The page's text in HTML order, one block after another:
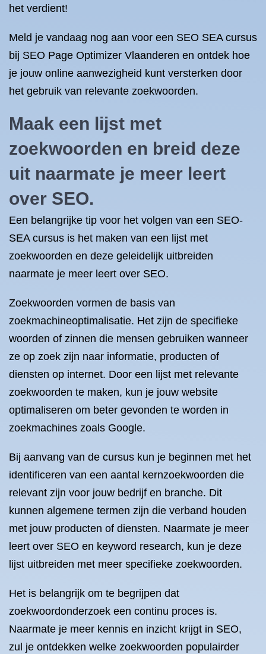
het verdient!
Meld je vandaag nog aan voor een SEO SEA cursus
bij SEO Page Optimizer Vlaanderen en ontdek hoe
je jouw online aanwezigheid kunt versterken door
het gebruik van relevante zoekwoorden.
Maak een lijst met
zoekwoorden en breid deze
uit naarmate je meer leert
over SEO.
Een belangrijke tip voor het volgen van een SEO-
SEA cursus is het maken van een lijst met
zoekwoorden en deze geleidelijk uitbreiden
naarmate je meer leert over SEO.
Zoekwoorden vormen de basis van
zoekmachineoptimalisatie. Het zijn de specifieke
woorden of zinnen die mensen gebruiken wanneer
ze op zoek zijn naar informatie, producten of
diensten op internet. Door een lijst met relevante
zoekwoorden te maken, kun je jouw website
optimaliseren om beter gevonden te worden in
zoekmachines zoals Google.
Bij aanvang van de cursus kun je beginnen met het
identificeren van een aantal kernzoekwoorden die
relevant zijn voor jouw bedrijf en branche. Dit
kunnen algemene termen zijn die verband houden
met jouw producten of diensten. Naarmate je meer
leert over SEO en keyword research, kun je deze
lijst uitbreiden met meer specifieke zoekwoorden.
Het is belangrijk om te begrijpen dat
zoekwoordonderzoek een continu proces is.
Naarmate je meer kennis en inzicht krijgt in SEO,
zul je ontdekken welke zoekwoorden populairder